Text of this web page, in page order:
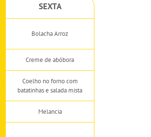
SEXTA
Bolacha Arroz
Creme de abóbora
Coelho no forno com
batatinhas e salada mista
Melancia